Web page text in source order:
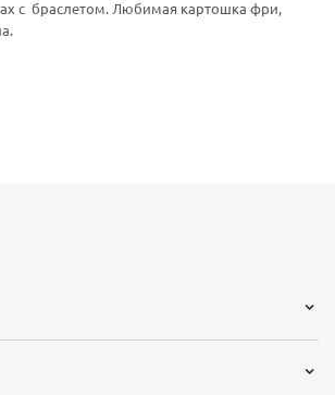
с браслетом. Любимая картошка фри,